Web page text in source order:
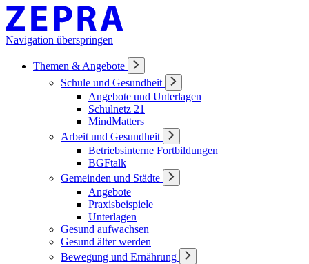
Navigation überspringen
Themen & Angebote
Schule und Gesundheit
Angebote und Unterlagen
Schulnetz 21
MindMatters
Arbeit und Gesundheit
Betriebsinterne Fortbildungen
BGFtalk
Gemeinden und Städte
Angebote
Praxisbeispiele
Unterlagen
Gesund aufwachsen
Gesund älter werden
Bewegung und Ernährung